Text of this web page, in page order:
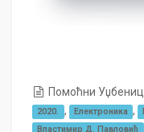
Помоћни
2020. , Електроника ,
Властимир Д. Павловић